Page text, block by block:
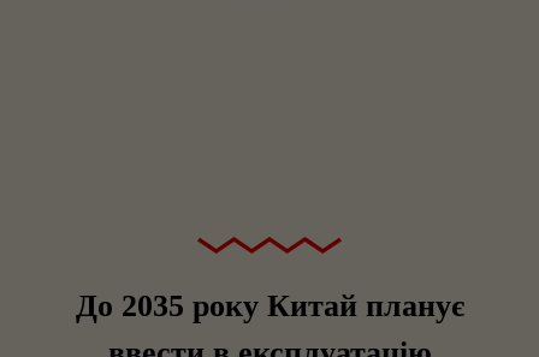
До 2035 року Китай планує